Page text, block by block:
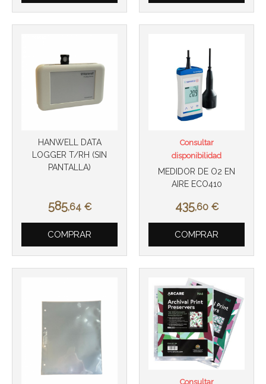
HANWELL DATA
LOGGER T/RH (SIN
PANTALLA)
585,64 €
COMPRAR
MEDIDOR DE O2 EN
AIRE ECO410
435,60 €
Consultar
disponibilidad
COMPRAR
Consultar